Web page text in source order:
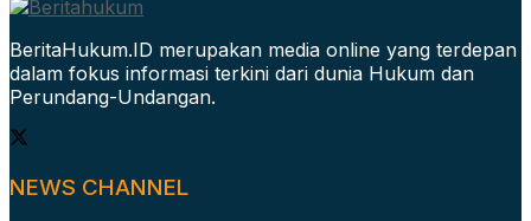
BeritaHukum.ID merupakan media online yang terdepan
dalam fokus informasi terkini dari dunia Hukum dan
Perundang-Undangan.
NEWS CHANNEL